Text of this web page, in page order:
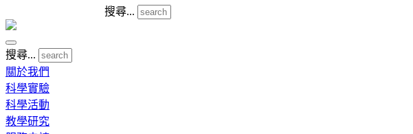
搜尋...
搜尋...
關於我們
科學實驗
科學活動
教學研究